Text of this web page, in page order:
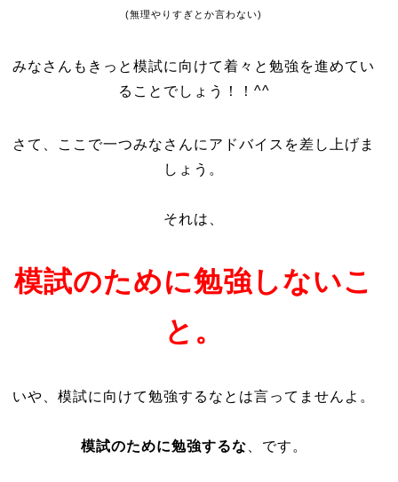
(無理やりすぎとか言わない)
みなさんもきっと模試に向けて着々と勉強を進めてい
ることでしょう！！^^
さて、ここで一つみなさんにアドバイスを差し上げま
しょう。
それは、
模試のために勉強しないこ
と。
いや、模試に向けて勉強するなとは言ってませんよ。
模試のために勉強するな 、です。